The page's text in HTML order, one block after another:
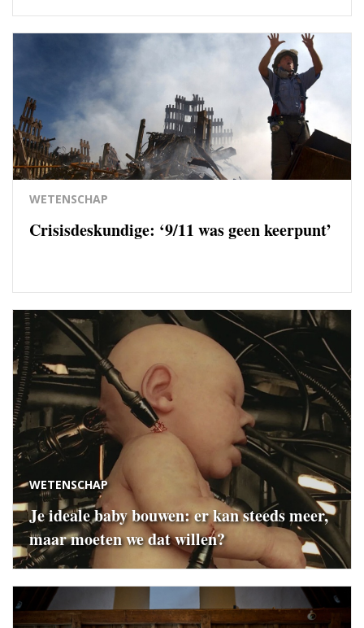
WETENSCHAP
Crisisdeskundige: ‘9/11 was geen keerpunt’
WETENSCHAP
Je ideale baby bouwen: er kan steeds meer,
maar moeten we dat willen?